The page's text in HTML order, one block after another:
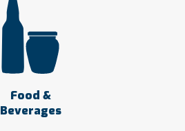
Food &
Beverages